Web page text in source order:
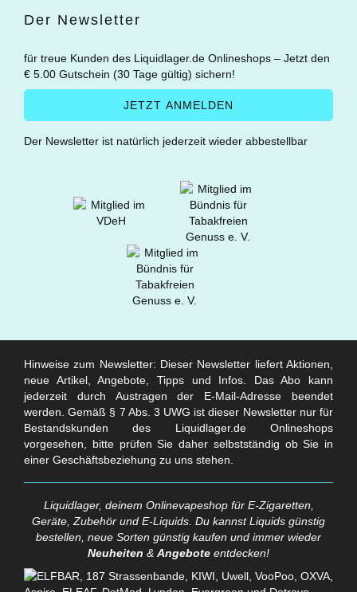
Der Newsletter
für treue Kunden des Liquidlager.de Onlineshops – Jetzt den
€ 5.00 Gutschein (30 Tage gültig) sichern!
Der Newsletter ist natürlich jederzeit wieder abbestellbar
Hinweise zum Newsletter: Dieser Newsletter liefert Aktionen,
neue Artikel, Angebote, Tipps und Infos. Das Abo kann
jederzeit durch Austragen der E-Mail-Adresse beendet
werden. Gemäß § 7 Abs. 3 UWG ist dieser Newsletter nur für
Bestandskunden des Liquidlager.de Onlineshops
vorgesehen, bitte prüfen Sie daher selbstständig ob Sie in
einer Geschäftsbeziehung zu uns stehen.
Liquidlager, deinem Onlinevapeshop für E-Zigaretten,
Geräte, Zubehör und E-Liquids. Du kannst Liquids günstig
bestellen, neue Sorten günstig kaufen und immer wieder
Neuheiten & Angebote entdecken!